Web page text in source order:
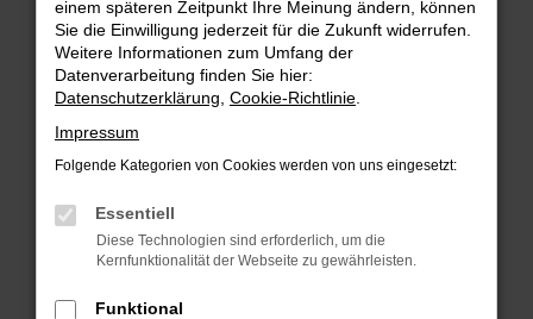
Hier sind ein paar Tipps, die dir helfen können:
Überprüfe deine Firewall und deine
Internetverbindung.
Laden andere Webseiten, zum Beispiel deine
Suchmaschine?
Prüfe deine Browsererweiterungen.
können das Laden bestimmter Seiten
verhindern. Funktioniert die Seite in einem
Fenster?
einem späteren Zeitpunkt Ihre Meinung ändern, können
Sie die Einwilligung jederzeit für die Zukunft widerrufen.
Weitere Informationen zum Umfang der
Datenverarbeitung finden Sie hier:
Datenschutzerklärung Cookie-Richtlinie
Impressum
Folgende Kategorien von Cookies werden von uns eingesetzt:
Essentiell
Diese Technologien sind erforderlich, um die
Kernfunktionalität der Webseite zu gewährleisten.
Funktional